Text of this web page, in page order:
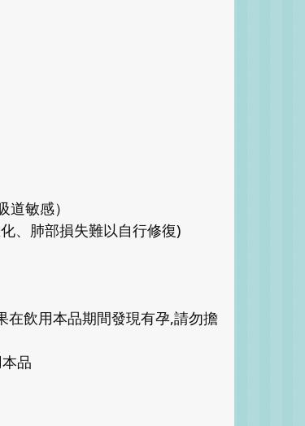
敏感）
、肺部損失難以自行修復)
在飲用本品期間發現有孕,請勿擔
品